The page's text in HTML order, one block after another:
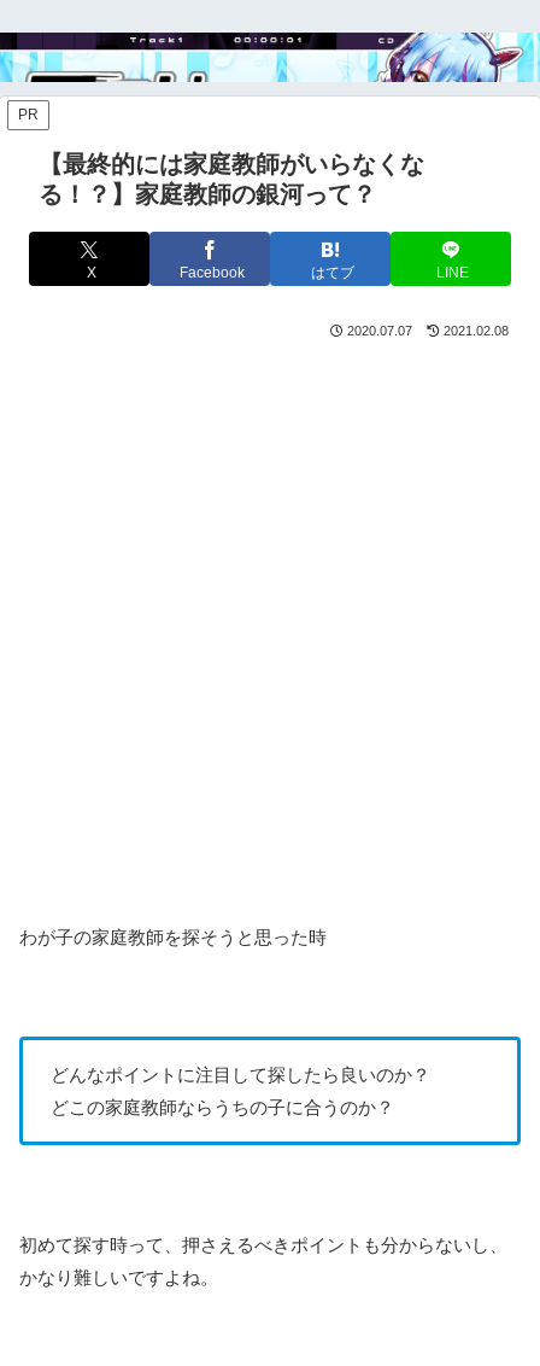
PR
【最終的には家庭教師がいらなくな
る！？】家庭教師の銀河って？
X Facebook はてブ LINE
2020.07.07 2021.02.08
わが子の家庭教師を探そうと思った時
どんなポイントに注目して探したら良いのか？
どこの家庭教師ならうちの子に合うのか？
初めて探す時って、押さえるべきポイントも分からないし、
かなり難しいですよね。